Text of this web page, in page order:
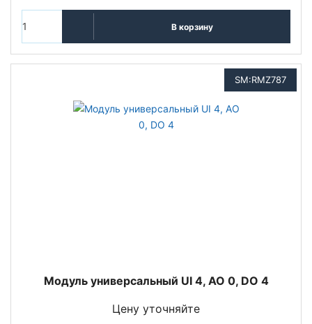
В корзину
SM:RMZ787
Модуль универсальный UI 4, AO 0, DO 4
Цену уточняйте